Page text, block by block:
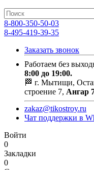
8-800-350-50-03
8-495-419-39-35
Заказать звонок
Работаем без
8:00 до 19:00.
🏁 г. Мытищи,
строение 7, Ангар
zakaz@tikostroy.ru
Чат поддержки в
Войти
0
Закладки
0